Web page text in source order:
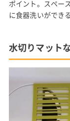
ポイント。スペー
に食器洗いができ
水切りマット